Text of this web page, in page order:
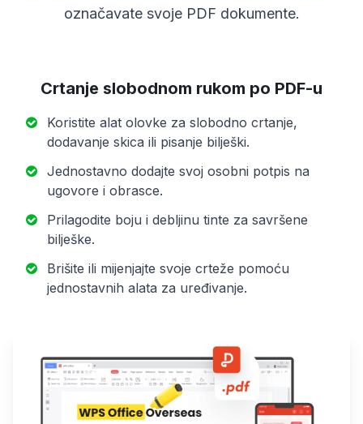
označavate svoje PDF dokumente.
Crtanje slobodnom rukom po PDF-u
Koristite alat olovke za slobodno crtanje,
dodavanje skica ili pisanje bilješki.
Jednostavno dodajte svoj osobni potpis na
ugovore i obrasce.
Prilagodite boju i debljinu tinte za savršene
bilješke.
Brišite ili mijenjajte svoje crteže pomoću
jednostavnih alata za uređivanje.